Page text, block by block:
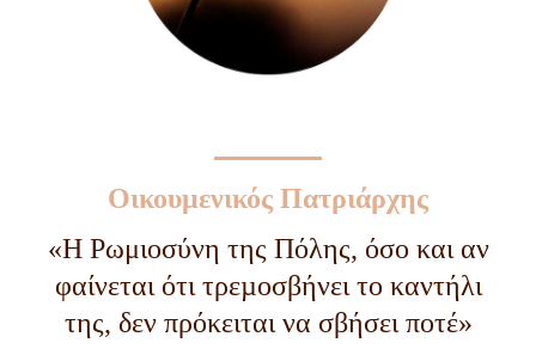
Οικουμενικός Πατριάρχης
­«Η Ρωμιοσύνη της Πόλης, όσο και αν
φαίνεται ότι τρεµοσβήνει το καντήλι
της, δεν πρόκειται να σβήσει ποτέ»